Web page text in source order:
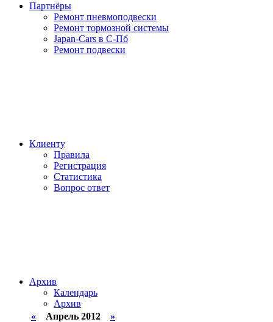
Партнёры
Ремонт пневмоподвески
Ремонт тормозной системы
Japan-Cars в С-Пб
Ремонт подвески
Клиенту
Правила
Регистрация
Статистика
Вопрос ответ
Архив
Календарь
Архив
« Апрель 2012 »